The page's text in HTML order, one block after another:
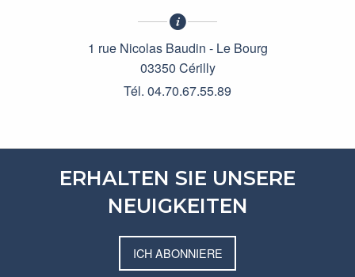
1 rue Nicolas Baudin - Le Bourg
03350 Cérilly
Tél. 04.70.67.55.89
ERHALTEN SIE UNSERE
NEUIGKEITEN
ICH ABONNIERE